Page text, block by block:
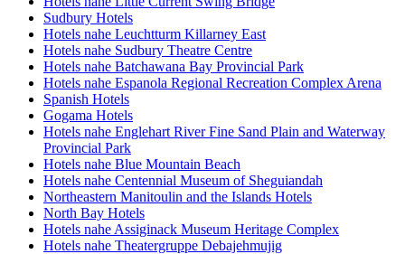
Sudbury Hotels
Hotels nahe Leuchtturm Killarney East
Hotels nahe Sudbury Theatre Centre
Hotels nahe Batchawana Bay Provincial Park
Hotels nahe Espanola Regional Recreation Complex Arena
Spanish Hotels
Gogama Hotels
Hotels nahe Englehart River Fine Sand Plain and Waterway
Provincial Park
Hotels nahe Blue Mountain Beach
Hotels nahe Centennial Museum of Sheguiandah
Northeastern Manitoulin and the Islands Hotels
North Bay Hotels
Hotels nahe Assiginack Museum Heritage Complex
Hotels nahe Theatergruppe Debajehmujig